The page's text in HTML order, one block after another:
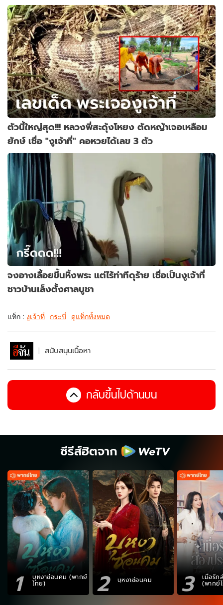
ตัวนี้ใหญ่สุด!!! หลวงพี่สะดุ้งโหยง ตัดหญ้าเจอเหลือม
ยักษ์ เชื่อ "งูเจ้าที่" คอหวยได้เลข 3 ตัว
จงอางเลื้อยขึ้นหิ้งพระ แต่ไร้ท่าทีดุร้าย เชื่อเป็นงูเจ้าที่
ชาวบ้านเล็งตั้งศาลบูชา
แท็ก : งูเจ้าที่ กระบี่ ดูแท็กทั้งหมด
สนับสนุนเนื้อหา
กลับขึ้นไปด้านบน
ซีรีส์ฮิตจาก
1 บุหงาซ่อนคม (พากย์
ไทย) 2 บุหงาซ่อนคม 3 เมื่อรัก
(พากย์